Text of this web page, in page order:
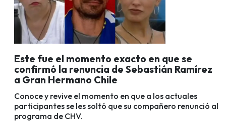
Este fue el momento exacto en que se
confirmó la renuncia de Sebastián Ramírez
a Gran Hermano Chile
Conoce y revive el momento en que a los actuales
participantes se les soltó que su compañero renunció al
programa de CHV.